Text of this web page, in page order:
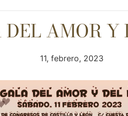
AMOR Y
11, febrero, 2023